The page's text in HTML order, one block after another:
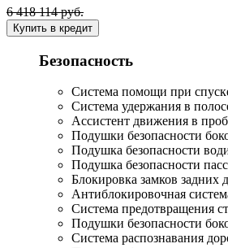
6 418 114 руб.
Купить в кредит
Безопасность
Система помощи при
Система удержания в
Ассистент движения в
Подушки безопасности
Подушка безопасности
Подушка безопасности
Блокировка замков задних
Антиблокировочная
Система предотвращения
Подушки безопасности
Система распознавания